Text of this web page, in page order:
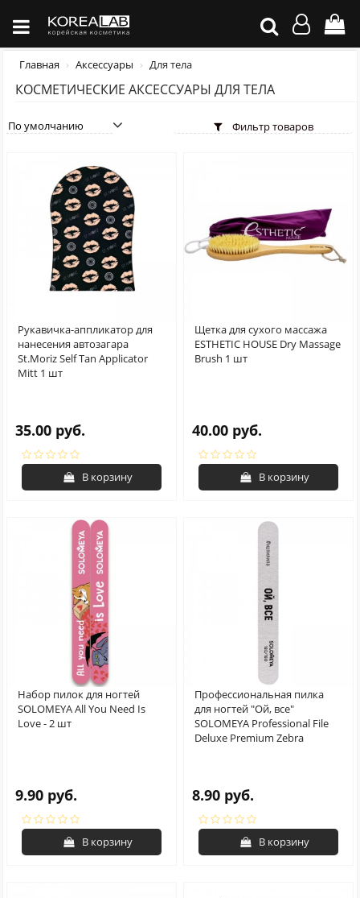
Главная Аксессуары Для тела
КОСМЕТИЧЕСКИЕ АКСЕССУАРЫ ДЛЯ ТЕЛА
Фильтр товаров
Рукавичка-аппликатор для
нанесения автозагара
St.Moriz Self Tan Applicator
Mitt 1 шт
35.00 руб.
В корзину
Щетка для сухого массажа
ESTHETIC HOUSE Dry Massage
Brush 1 шт
40.00 руб.
В корзину
Набор пилок для ногтей
SOLOMEYA All You Need Is
Love - 2 шт
9.90 руб.
В корзину
Профессиональная пилка
для ногтей "Ой, все"
SOLOMEYA Professional File
Deluxe Premium Zebra
8.90 руб.
В корзину